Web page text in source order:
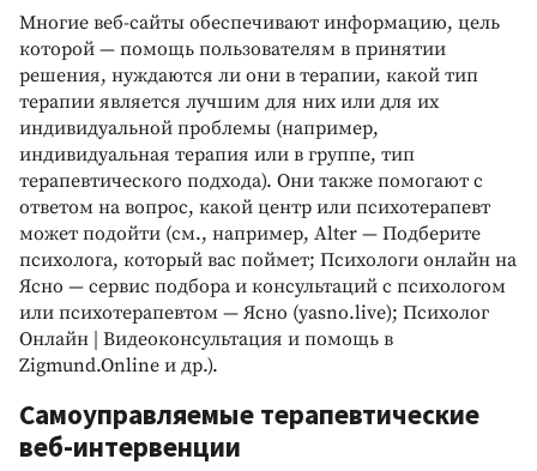
Многие веб-сайты обеспечивают информацию, цель
которой — помощь пользователям в принятии
решения, нуждаются ли они в терапии, какой тип
терапии является лучшим для них или для их
индивидуальной проблемы (например,
индивидуальная терапия или в группе, тип
терапевтического подхода). Они также помогают с
ответом на вопрос, какой центр или психотерапевт
может подойти (см., например, Alter — Подберите
психолога, который вас поймет; Психологи онлайн на
Ясно — сервис подбора и консультаций с психологом
или психотерапевтом — Ясно (yasno.live); Психолог
Онлайн | Видеоконсультация и помощь в
Zigmund.Online и др.).
Самоуправляемые терапевтические
веб-интервенции